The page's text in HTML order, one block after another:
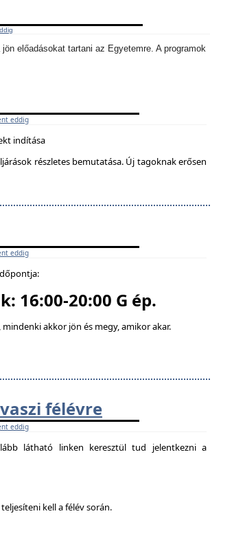
előadásokat tartani az Egyetemre. A programok
eddig
indítása
részletes bemutatása. Új tagoknak erősen
eddig
16:00-20:00 G ép.
akkor jön és megy, amikor akar.
félévre
eddig
látható linken keresztül tud jelentkezni a
kell a félév során.